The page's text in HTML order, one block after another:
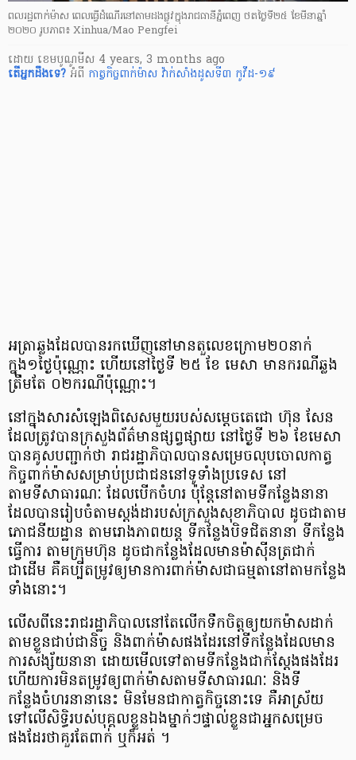
ពលរដ្ឋពាក់ម៉ាស ពេលធ្វើដំណើរនៅតាមដងផ្លូវក្នុងរាជធានីភ្នំពេញ ថតថ្ងៃទី២៥ ខែមីនាឆ្នាំ
២០២០ រូបភាព៖ Xinhua/Mao Pengfei
ដោយ ​ ខេមបូណូមីស 4 years, 3 months ago
តើ​អ្នក​ដឹងទេ? អំពី កាត្វកិច្ចពាក់ម៉ាស វ៉ាក់សាំងដូសទី៣ កូវីដ-១៩
អត្រាឆ្លងដែលបានរកឃើញនៅមានតួលេខក្រោម២០នាក់
ក្នុង១ថ្ងៃប៉ុណ្ណោះ ហើយនៅថ្ងៃទី ២៥ ខែ មេសា មានករណីឆ្លង
ត្រឹមតែ ០២ករណីប៉ុណ្ណោះ។
នៅក្នុងសារសំឡេងពិសេសមួយរបស់សម្តេចតេជោ ហ៊ុន សែន
ដែលត្រូវបានក្រសួងព័ត៌មានផ្សព្វផ្សាយ នៅថ្ងៃទី ២៦ ខែមេសា
បានគូសបញ្ជាក់ថា រាជរដ្ឋាភិបាលបានសម្រេចលុបចោលកាត្វ
កិច្ចពាក់ម៉ាសសម្រាប់ប្រជាជននៅទូទាំងប្រទេស នៅ
តាមទីសាធារណៈ ដែលបើកចំហរ ប៉ុន្ដែនៅតាមទីកន្លែងនានា
ដែលបានរៀបចំតាមស្តង់ដារបស់ក្រសួងសុខាភិបាល ដូចជាតាម
ភោជនីយដ្ឋាន តាមរោងភាពយន្ត ទីកន្លែងបិទជិតនានា ទីកន្លែង
ធ្វើការ តាមក្រុមហ៊ុន ដូចជាកន្លែងដែលមានម៉ាស៊ីនត្រជាក់
ជាដើម គឺគប្បីតម្រូវឲ្យមានការពាក់ម៉ាសជាធម្មតានៅតាមកន្លែង
ទាំងនោះ។
លើសពីនេះរាជរដ្ឋាភិបាលនៅតែលើកទឹកចិត្តឲ្យយកម៉ាសដាក់
តាមខ្លួនជាប់ជានិច្ច និងពាក់ម៉ាសផងដែរនៅទីកន្លែងដែលមាន
ការសង្ស័យនានា ដោយមើលទៅតាមទីកន្លែងជាក់ស្តែងផងដែរ
ហើយការមិនតម្រូវឲ្យពាក់ម៉ាសតាមទីសាធារណៈ និងទី
កន្លែងចំហរនានានេះ មិនមែនជាកាត្វកិច្ចនោះទេ គឺអាស្រ័យ
ទៅលើសិទ្ធិរបស់បុគ្គលខ្លួនឯងម្នាក់ៗផ្ទាល់ខ្លួនជាអ្នកសម្រេច
ផងដែរថាគួរតែពាក់ ឬក៏អត់ ។